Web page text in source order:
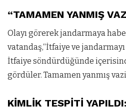
“TAMAMEN YANMIŞ
Olayı görerek jandarmaya
vatandaş,“İtfaiye ve jandarmayı
İtfaiye söndürdüğünde
gördüler. Tamamen yanmış
KİMLİK TESPİTİ